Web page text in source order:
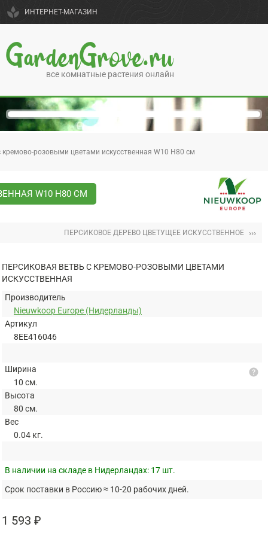
spa ИНТЕРНЕТ-МАГАЗИН
GardenGrove.ru
все комнатные растения онлайн
кремово-розовыми цветами искусственная W10 H80 см
W10 H80 СМ
ПЕРСИКОВОЕ ДЕРЕВО ЦВЕТУЩЕЕ ИСКУССТВЕННОЕ ›››
ПЕРСИКОВАЯ ВЕТВЬ С КРЕМОВО-РОЗОВЫМИ ЦВЕТАМИ
ИСКУССТВЕННАЯ
Производитель
Nieuwkoop Europe (Нидерланды)
Артикул
8EE416046
Ширина
10 см.
Высота
80 см.
Вес
0.04 кг.
help
В наличии на складе в Нидерландах: 17 шт.
Срок поставки в Россию ≈ 10-20 рабочих дней.
1 593 ₽